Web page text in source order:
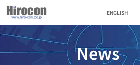
ENGLISH
News